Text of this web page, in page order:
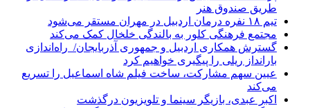
طریق صندوق هنر
تیم ۱۸ نفره درمان اردبیل در مهران مستقر می‌شود
مجتمع فرهنگی کلور به بالندگی خلخال کمک می‌کند
گسترش همکاری اردبیل و جمهوری آذربایجان/ راه‌اندازی
بارانداز ریلی را پیگیری خواهیم کرد
عیین سهم مشارکت، ساخت فیلم شاه‌ اسماعیل را تسریع
می‌کند
اکبر عبدی، بازیگر سینما و تلویزیون درگذشت